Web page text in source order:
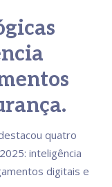
quatro
inteligência
digitais e